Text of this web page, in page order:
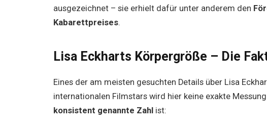
ausgezeichnet – sie erhielt dafür unter anderem den
Kabarettpreises.
Lisa Eckharts Körpergröße – Die
Eines der am meisten gesuchten Details über Lisa
internationalen Filmstars wird hier keine exakte
konsistent genannte Zahl ist: